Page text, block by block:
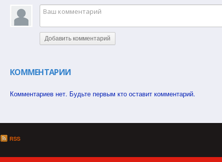
Добавить комментарий
КОММЕНТАРИИ
Комментариев нет. Будьте первым кто оставит комментарий.
RSS